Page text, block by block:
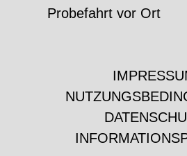
Probefahrt vor Ort